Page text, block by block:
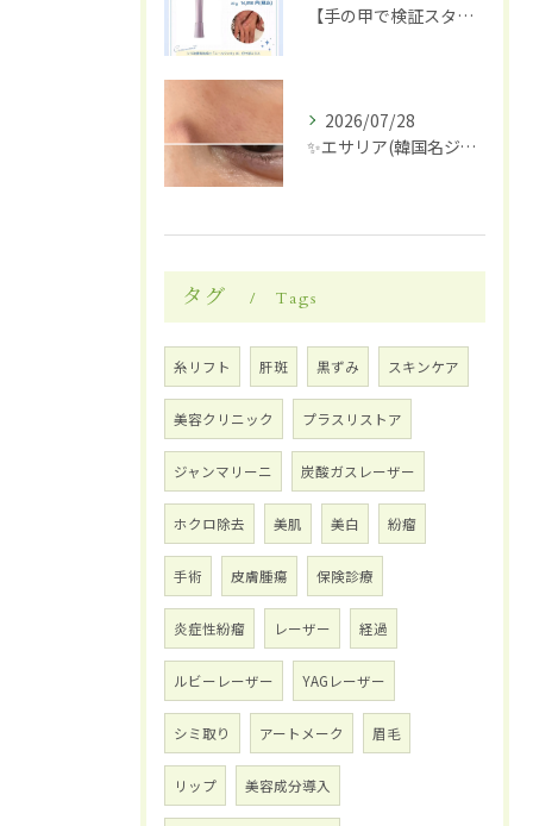
【手の甲で検証スタート】✋✨
2026/07/28
✨エサリア(韓国名ジュブアセル)導入します✨
タグ Tags
糸リフト 肝斑 黒ずみ スキンケア
美容クリニック プラスリストア
ジャンマリーニ 炭酸ガスレーザー
ホクロ除去 美肌 美白 紛瘤
手術 皮膚腫瘍 保険診療
炎症性紛瘤 レーザー 経過
ルビーレーザー YAGレーザー
シミ取り アートメーク 眉毛
リップ 美容成分導入